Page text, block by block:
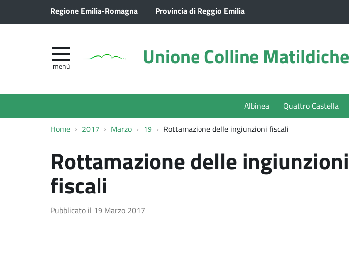
Regione Emilia-Romagna Provincia di Reggio Emilia
Unione Colline Matildiche
menù
Albinea Quattro Castella
Home 2017 Marzo 19 Rottamazione delle ingiunzioni fiscali
Rottamazione delle ingiunzioni
fiscali
Pubblicato il 19 Marzo 2017